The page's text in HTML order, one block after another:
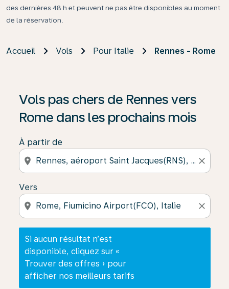
des dernières 48 h et peuvent ne pas être disponibles au moment
de la réservation.
Accueil Vols Pour Italie Rennes - Rome
Vols pas chers de Rennes vers
Rome dans les prochains mois
À partir de
location_on close
Vers
location_on close
Si aucun résultat n’est
disponible, cliquez sur «
Trouver des offres » pour
afficher nos meilleurs tarifs
Si aucun résultat n’est disponible, cliquez sur «